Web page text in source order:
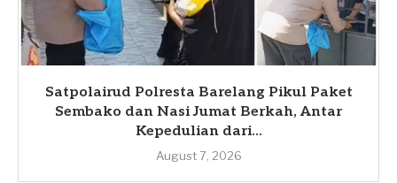
Satpolairud Polresta Barelang Pikul Paket
Sembako dan Nasi Jumat Berkah, Antar
Kepedulian dari...
August 7, 2026